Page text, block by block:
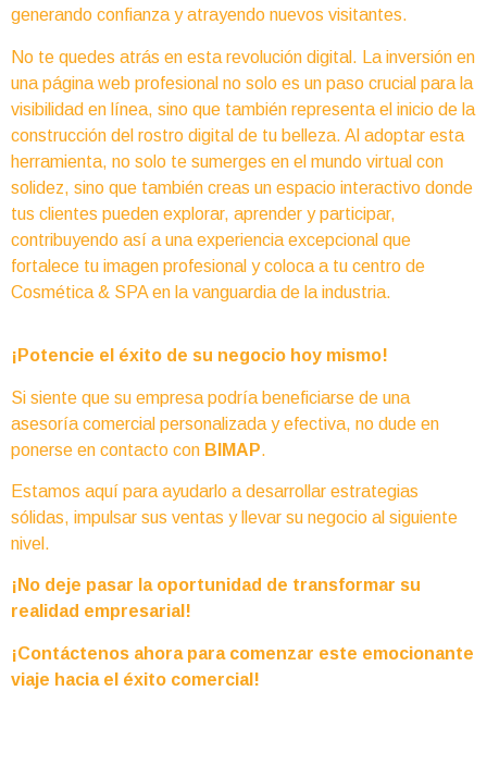
generando confianza y atrayendo nuevos visitantes.
No te quedes atrás en esta revolución digital. La inversión en
una página web profesional no solo es un paso crucial para la
visibilidad en línea, sino que también representa el inicio de la
construcción del rostro digital de tu belleza. Al adoptar esta
herramienta, no solo te sumerges en el mundo virtual con
solidez, sino que también creas un espacio interactivo donde
tus clientes pueden explorar, aprender y participar,
contribuyendo así a una experiencia excepcional que
fortalece tu imagen profesional y coloca a tu centro de
Cosmética & SPA en la vanguardia de la industria.
¡Potencie el éxito de su negocio hoy mismo!
Si siente que su empresa podría beneficiarse de una
asesoría comercial personalizada y efectiva, no dude en
ponerse en contacto con BIMAP.
Estamos aquí para ayudarlo a desarrollar estrategias
sólidas, impulsar sus ventas y llevar su negocio al siguiente
nivel.
¡No deje pasar la oportunidad de transformar su
realidad empresarial!
¡Contáctenos ahora para comenzar este emocionante
viaje hacia el éxito comercial!